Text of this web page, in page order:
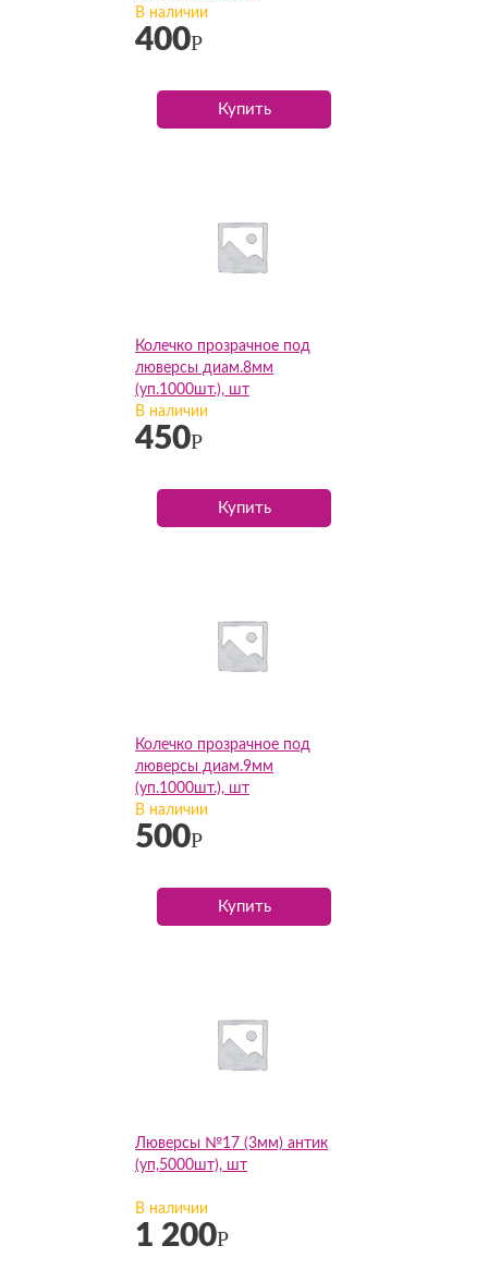
В наличии
400Р
Купить
Колечко прозрачное под
люверсы диам.8мм
(уп.1000шт.), шт
В наличии
450Р
Купить
Колечко прозрачное под
люверсы диам.9мм
(уп.1000шт.), шт
В наличии
500Р
Купить
Люверсы №17 (3мм) антик
(уп,5000шт), шт
В наличии
1 200Р